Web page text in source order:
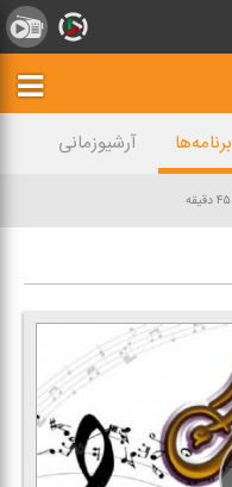
برنامه‌ها
آرشیوزمانی